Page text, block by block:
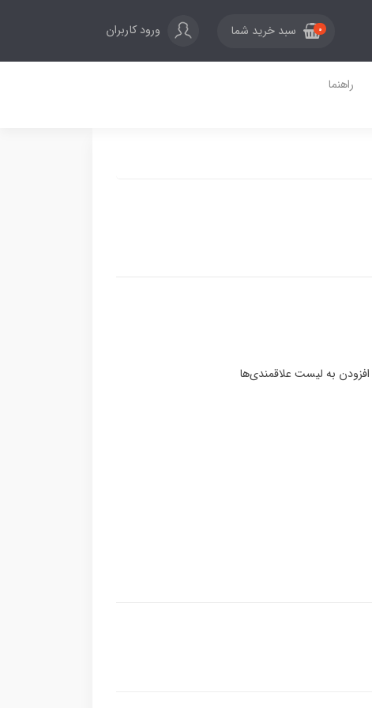
0 سبد خرید شما ورود کاربران
راهنما